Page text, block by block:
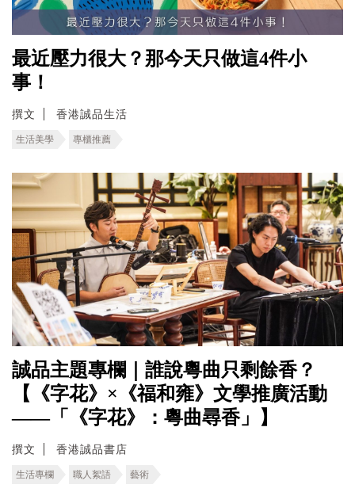
最近壓力很大？那今天只做這4件小
事！
撰文 香港誠品生活
生活美學 專櫃推薦
誠品主題專欄｜誰說粵曲只剩餘香？
【《字花》×《福和雍》文學推廣活動
——「《字花》：粵曲尋香」】
撰文 香港誠品書店
生活專欄 職人絮語 藝術